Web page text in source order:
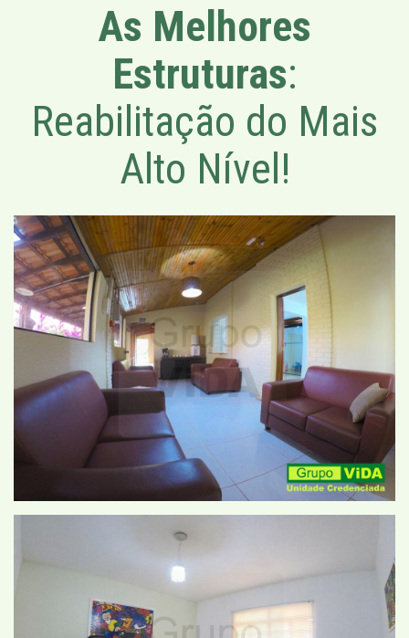
As Melhores
Estruturas:
Reabilitação do Mais
Alto Nível!